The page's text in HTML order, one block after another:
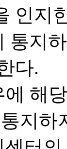
인지
통지
다.
해
지하